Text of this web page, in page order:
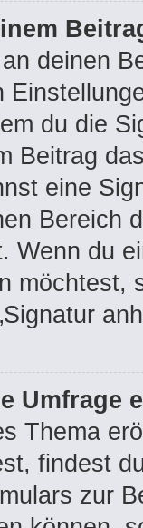
deinen
du die
Beitrag
eine
Bereich
Wenn du
möchtest,
Umfrage
Thema
findest
zur